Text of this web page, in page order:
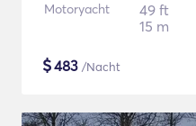
Motoryacht
49 ft
15 m
$483 /Nacht